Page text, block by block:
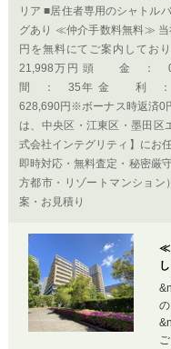
リア ■居住者専用のシャトル
グあり ≪仲介手数料無料≫ 当
円を無料にてご案内して
21,998万円 頭 金 ：
間 ： 35年 金 利 ：
628,690円※ボーナス時返済0
は、中央区・江東区・墨田区
式会社インテグリティ】にお
即時対応・無料査定・秘密厳
方都市・リゾートマンション
案・お見積り
≪